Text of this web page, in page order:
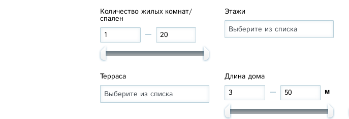
Количество жилых комнат/
спален
Этажи
Терраса
Длина дома
м